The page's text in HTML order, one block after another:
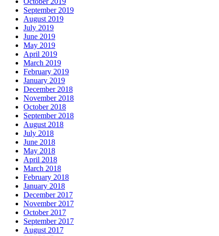
September 2019
August 2019
July 2019
June 2019
May 2019
April 2019
March 2019
February 2019
January 2019
December 2018
November 2018
October 2018
September 2018
August 2018
July 2018
June 2018
May 2018
April 2018
March 2018
February 2018
January 2018
December 2017
November 2017
October 2017
September 2017
August 2017